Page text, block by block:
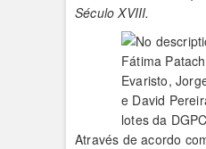
Século XVIII.
Fátima
Evaristo,
e David
lotes da
Através de acordo